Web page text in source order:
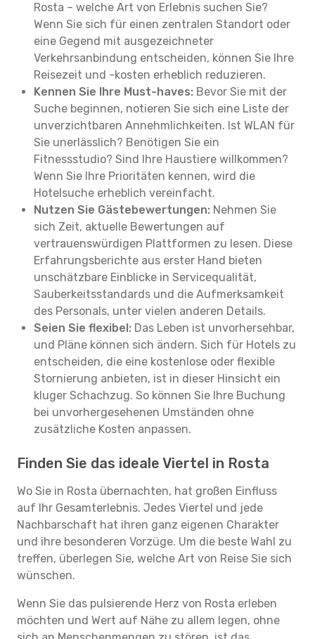
Rosta – welche Art von Erlebnis suchen Sie?
Wenn Sie sich für einen zentralen Standort oder
eine Gegend mit ausgezeichneter
Verkehrsanbindung entscheiden, können Sie Ihre
Reisezeit und -kosten erheblich reduzieren.
Kennen Sie Ihre Must-haves: Bevor Sie mit der
Suche beginnen, notieren Sie sich eine Liste der
unverzichtbaren Annehmlichkeiten. Ist WLAN für
Sie unerlässlich? Benötigen Sie ein
Fitnessstudio? Sind Ihre Haustiere willkommen?
Wenn Sie Ihre Prioritäten kennen, wird die
Hotelsuche erheblich vereinfacht.
Nutzen Sie Gästebewertungen: Nehmen Sie
sich Zeit, aktuelle Bewertungen auf
vertrauenswürdigen Plattformen zu lesen. Diese
Erfahrungsberichte aus erster Hand bieten
unschätzbare Einblicke in Servicequalität,
Sauberkeitsstandards und die Aufmerksamkeit
des Personals, unter vielen anderen Details.
Seien Sie flexibel: Das Leben ist unvorhersehbar,
und Pläne können sich ändern. Sich für Hotels zu
entscheiden, die eine kostenlose oder flexible
Stornierung anbieten, ist in dieser Hinsicht ein
kluger Schachzug. So können Sie Ihre Buchung
bei unvorhergesehenen Umständen ohne
zusätzliche Kosten anpassen.
Finden Sie das ideale Viertel in Rosta
Wo Sie in Rosta übernachten, hat großen Einfluss
auf Ihr Gesamterlebnis. Jedes Viertel und jede
Nachbarschaft hat ihren ganz eigenen Charakter
und ihre besonderen Vorzüge. Um die beste Wahl zu
treffen, überlegen Sie, welche Art von Reise Sie sich
wünschen.
Wenn Sie das pulsierende Herz von Rosta erleben
möchten und Wert auf Nähe zu allem legen, ohne